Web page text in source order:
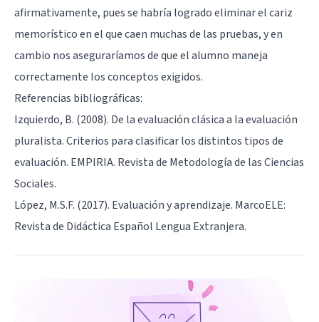
afirmativamente, pues se habría logrado eliminar el cariz
memorístico en el que caen muchas de las pruebas, y en
cambio nos aseguraríamos de que el alumno maneja
correctamente los conceptos exigidos.
Referencias bibliográficas:
Izquierdo, B. (2008). De la evaluación clásica a la evaluación
pluralista. Criterios para clasificar los distintos tipos de
evaluación. EMPIRIA. Revista de Metodología de las Ciencias
Sociales.
López, M.S.F. (2017). Evaluación y aprendizaje. MarcoELE:
Revista de Didáctica Español Lengua Extranjera.